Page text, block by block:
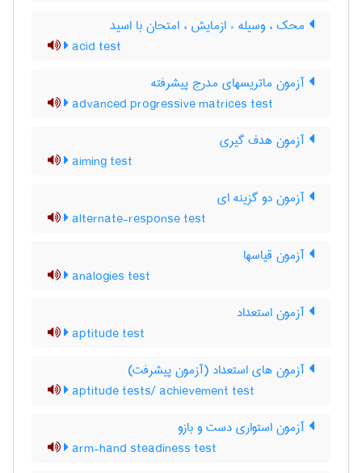
محک ، وسیله ء ازمایش ، امتحان با اسید
acid test
آزمون ماتریسهای مدرج پیشرفته
advanced progressive matrices test
آزمون هدف گیری
aiming test
آزمون دو گزینه ای
alternate-response test
آزمون قیاسها
analogies test
آزمون استعداد
aptitude test
آزمون های استعداد (آزمون پیشرفت)
aptitude tests/ achievement test
آزمون استواری دست و بازو
arm-hand steadiness test